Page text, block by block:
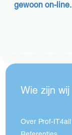
gewoon on-line.
Wie zijn wij
Over Prof-IT4all